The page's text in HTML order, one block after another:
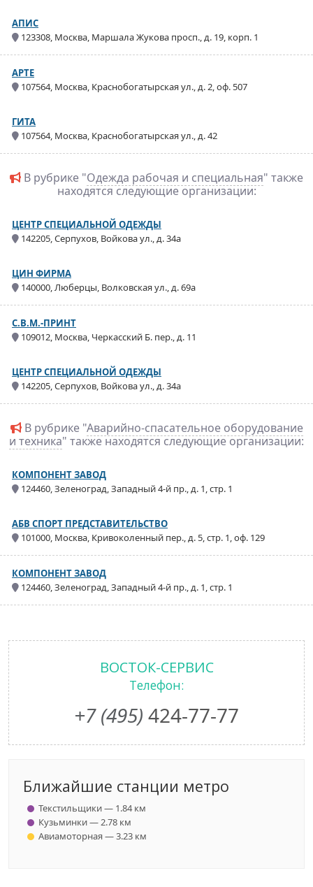
АПИС
123308, Москва, Маршала Жукова просп., д. 19, корп. 1
АРТЕ
107564, Москва, Краснобогатырская ул., д. 2, оф. 507
ГИТА
107564, Москва, Краснобогатырская ул., д. 42
В рубрике "Одежда рабочая и специальная" также
находятся следующие организации:
ЦЕНТР СПЕЦИАЛЬНОЙ ОДЕЖДЫ
142205, Серпухов, Войкова ул., д. 34а
ЦИН ФИРМА
140000, Люберцы, Волковская ул., д. 69а
C.B.M.-ПРИНТ
109012, Москва, Черкасский Б. пер., д. 11
ЦЕНТР СПЕЦИАЛЬНОЙ ОДЕЖДЫ
142205, Серпухов, Войкова ул., д. 34а
В рубрике "Аварийно-спасательное оборудование
и техника" также находятся следующие организации:
КОМПОНЕНТ ЗАВОД
124460, Зеленоград, Западный 4-й пр., д. 1, стр. 1
АБВ СПОРТ ПРЕДСТАВИТЕЛЬСТВО
101000, Москва, Кривоколенный пер., д. 5, стр. 1, оф. 129
КОМПОНЕНТ ЗАВОД
124460, Зеленоград, Западный 4-й пр., д. 1, стр. 1
ВОСТОК-СЕРВИС
Телефон:
+7 (495) 424-77-77
Ближайшие станции метро
Текстильщики — 1.84 км
Кузьминки — 2.78 км
Авиамоторная — 3.23 км